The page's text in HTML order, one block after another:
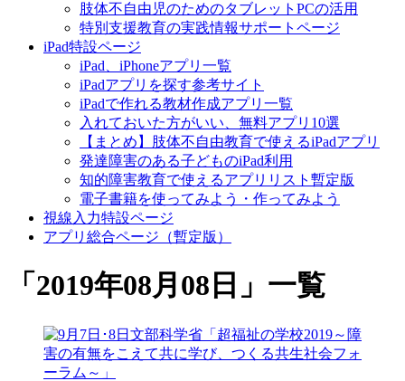
肢体不自由児のためのタブレットPCの活用
特別支援教育の実践情報サポートページ
iPad特設ページ
iPad、iPhoneアプリ一覧
iPadアプリを探す参考サイト
iPadで作れる教材作成アプリ一覧
入れておいた方がいい、無料アプリ10選
【まとめ】肢体不自由教育で使えるiPadアプリ
発達障害のある子どものiPad利用
知的障害教育で使えるアプリリスト暫定版
電子書籍を使ってみよう・作ってみよう
視線入力特設ページ
アプリ総合ページ（暫定版）
「 2019年08月08日 」 一覧